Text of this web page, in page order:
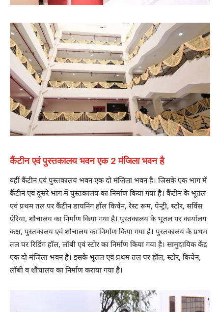
कैंटीन एवं पुस्तकालय भवन एक 2 मंजिला भवन है
वहीं कैंटीन एवं पुस्तकालय भवन एक दो मंजिला भवन है। जिसके एक भाग में
कैंटीन एवं दूसरे भाग में पुस्तकालय का निर्माण किया गया है। कैंटीन के भूतल
एवं प्रथम तल पर कैंटीन डायनिंग हॉल किचेन, रेस्ट रूम, पेन्ट्री, स्टोर, सर्विस
ऐरिया, शौचालय का निर्माण किया गया है। पुस्तकालय के भूतल पर कार्यालय
कक्ष, पुस्तकालय एवं शौचालय का निर्माण किया गया है। पुस्तकालय के प्रथम
तल पर रिडिंग हॉल, लॉबी एवं स्टोर का निर्माण किया गया है। सामुदायिक केंद्र
एक दो मंजिला भवन है। इसके भूतल एवं प्रथम तल पर हॉल, स्टोर, किचेन,
लॉबी व शौचालय का निर्माण कराया गया है।